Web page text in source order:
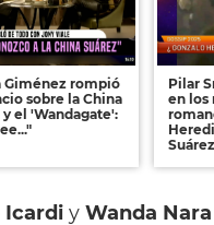
Giménez rompió
sobre la China
y el 'Wandagate':
Pilar
en los
Suárez
Icardi y Wanda Nara